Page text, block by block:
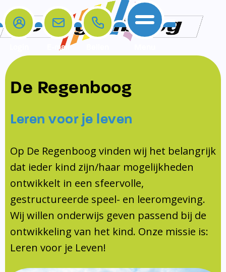
Home
De school
Opleiding en Stage
KomKids
Schoolvakanties
Ouderraad
Medezeggenschapsraad
Documentatie
Formulieren
Ouders
Ouders
Contact
Contact
Contact
Samenwerkingen
Samenwerkingen
Schoollogopedist
E-mail
De Regenboog
Leren voor je leven
Op De Regenboog vinden wij het belangrijk
dat ieder kind zijn/haar mogelijkheden
ontwikkelt in een sfeervolle,
gestructureerde speel- en leeromgeving.
Wij willen onderwijs geven passend bij de
ontwikkeling van het kind. Onze missie is:
Leren voor je Leven!